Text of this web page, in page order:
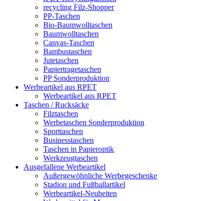
recycling Filz-Shopper
PP-Taschen
Bio-Baumwolltaschen
Baumwolltaschen
Canvas-Taschen
Bambustaschen
Jutetaschen
Papiertragetaschen
PP Sonderproduktion
Werbeartikel aus RPET
Werbeartikel aus RPET
Taschen / Rucksäcke
Filztaschen
Werbetaschen Sonderproduktion
Sporttaschen
Businesstaschen
Taschen in Papieroptik
Werkzeugtaschen
Ausgefallene Werbeartikel
Außergewöhnliche Werbegeschenke
Stadion und Fußballartikel
Werbeartikel-Neuheiten